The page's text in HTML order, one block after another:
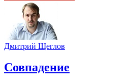
Дмитрий Щеглов
​Совпадение